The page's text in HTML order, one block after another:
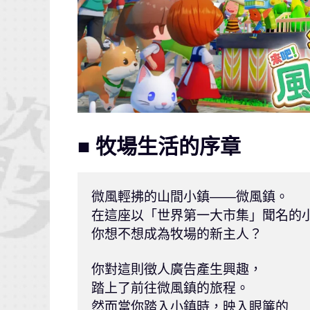
■ 牧場生活的序章
微風輕拂的山間小鎮——微風鎮。
在這座以「世界第一大市集」聞名的
你想不想成為牧場的新主人？
你對這則徵人廣告產生興趣，
踏上了前往微風鎮的旅程。
然而當你踏入小鎮時，映入眼簾的……